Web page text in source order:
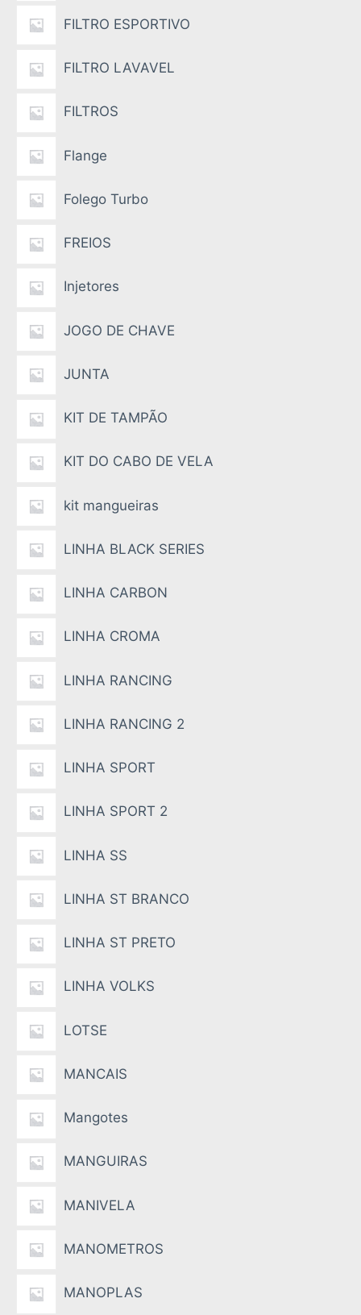
FILTRO ESPORTIVO
FILTRO LAVAVEL
FILTROS
Flange
Folego Turbo
FREIOS
Injetores
JOGO DE CHAVE
JUNTA
KIT DE TAMPÃO
KIT DO CABO DE VELA
kit mangueiras
LINHA BLACK SERIES
LINHA CARBON
LINHA CROMA
LINHA RANCING
LINHA RANCING 2
LINHA SPORT
LINHA SPORT 2
LINHA SS
LINHA ST BRANCO
LINHA ST PRETO
LINHA VOLKS
LOTSE
MANCAIS
Mangotes
MANGUIRAS
MANIVELA
MANOMETROS
MANOPLAS